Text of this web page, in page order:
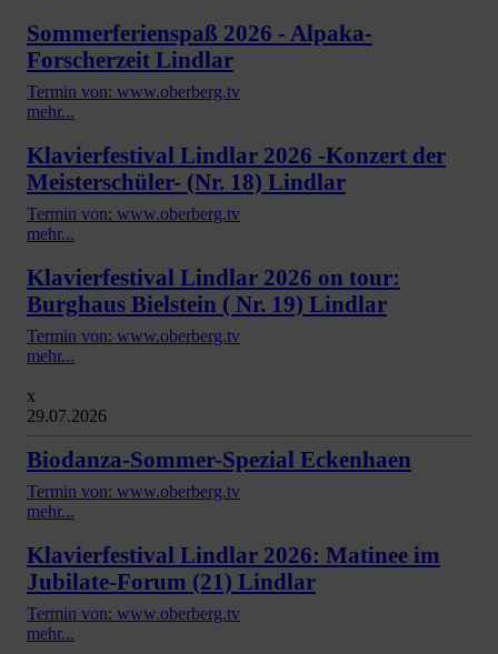
Sommerferienspaß 2026 - Alpaka-
Forscherzeit Lindlar
Termin von: www.oberberg.tv
mehr...
Klavierfestival Lindlar 2026 -Konzert der
Meisterschüler- (Nr. 18) Lindlar
Termin von: www.oberberg.tv
mehr...
Klavierfestival Lindlar 2026 on tour:
Burghaus Bielstein ( Nr. 19) Lindlar
Termin von: www.oberberg.tv
mehr...
x
29.07.2026
Biodanza-Sommer-Spezial Eckenhaen
Termin von: www.oberberg.tv
mehr...
Klavierfestival Lindlar 2026: Matinee im
Jubilate-Forum (21) Lindlar
Termin von: www.oberberg.tv
mehr...